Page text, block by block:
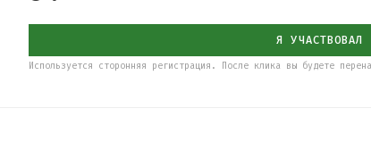
Я УЧАСТВОВАЛ
Используется сторонняя регистрация. После клика вы будете